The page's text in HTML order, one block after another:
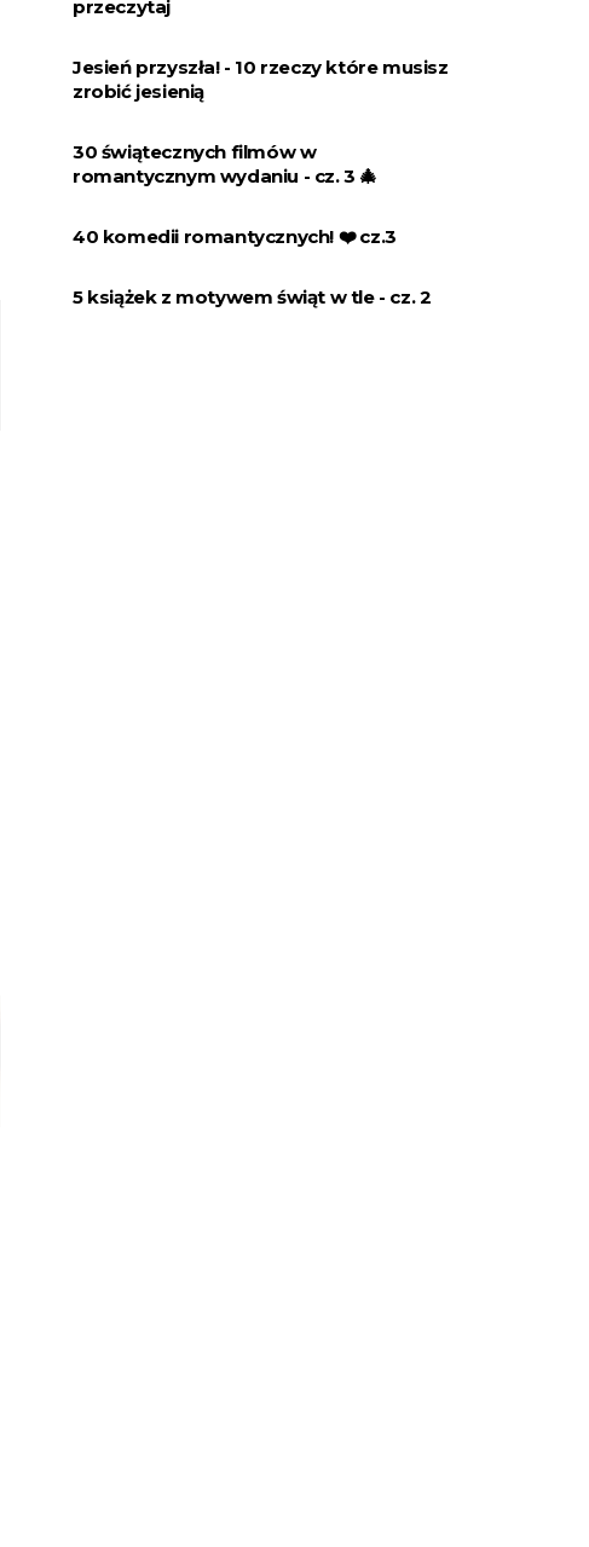
przeczytaj
Jesień przyszła! - 10 rzeczy które musisz
zrobić jesienią
30 świątecznych filmów w
romantycznym wydaniu - cz. 3 🎄
40 komedii romantycznych! ❤️️ cz.3
5 książek z motywem świąt w tle - cz. 2